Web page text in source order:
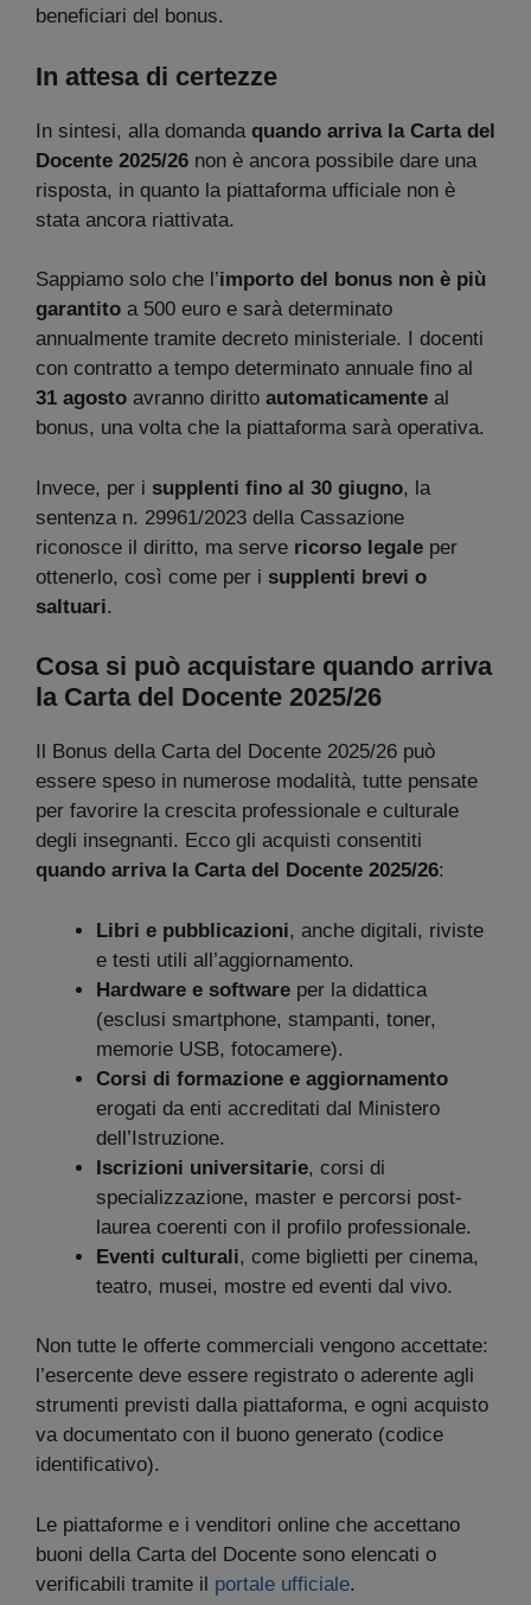
beneficiari del bonus.
In attesa di certezze
In sintesi, alla domanda quando arriva la Carta del
Docente 2025/26 non è ancora possibile dare una
risposta, in quanto la piattaforma ufficiale non è
stata ancora riattivata.
Sappiamo solo che l’importo del bonus non è più
garantito a 500 euro e sarà determinato
annualmente tramite decreto ministeriale. I docenti
con contratto a tempo determinato annuale fino al
31 agosto avranno diritto automaticamente al
bonus, una volta che la piattaforma sarà operativa.
Invece, per i supplenti fino al 30 giugno, la
sentenza n. 29961/2023 della Cassazione
riconosce il diritto, ma serve ricorso legale per
ottenerlo, così come per i supplenti brevi o
saltuari.
Cosa si può acquistare quando arriva
la Carta del Docente 2025/26
Il Bonus della Carta del Docente 2025/26 può
essere speso in numerose modalità, tutte pensate
per favorire la crescita professionale e culturale
degli insegnanti. Ecco gli acquisti consentiti
quando arriva la Carta del Docente 2025/26:
Libri e pubblicazioni, anche digitali, riviste
e testi utili all’aggiornamento.
Hardware e software per la didattica
(esclusi smartphone, stampanti, toner,
memorie USB, fotocamere).
Corsi di formazione e aggiornamento
erogati da enti accreditati dal Ministero
dell’Istruzione.
Iscrizioni universitarie, corsi di
specializzazione, master e percorsi post-
laurea coerenti con il profilo professionale.
Eventi culturali, come biglietti per cinema,
teatro, musei, mostre ed eventi dal vivo.
Non tutte le offerte commerciali vengono accettate:
l’esercente deve essere registrato o aderente agli
strumenti previsti dalla piattaforma, e ogni acquisto
va documentato con il buono generato (codice
identificativo).
Le piattaforme e i venditori online che accettano
buoni della Carta del Docente sono elencati o
verificabili tramite il portale ufficiale.